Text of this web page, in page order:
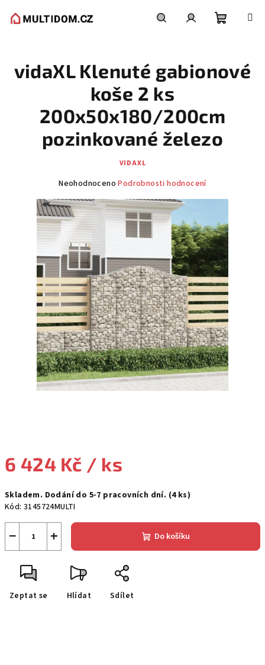
košík
6 424 Kč / ks
cena:
Skladem. Dodání do 5-7 pracovních dní. (4 ks)
Kód: 3145724MULTI
+
− Do košíku
Zeptat se Hlídat Sdílet
vidaXL Klenuté gabionové
koše 2 ks
200x50x180/200cm
pozinkované železo
VIDAXL
Průměrné
produktu
je
0,0
5
hvězdiček.
Neohodnoceno Podrobnosti hodnocení